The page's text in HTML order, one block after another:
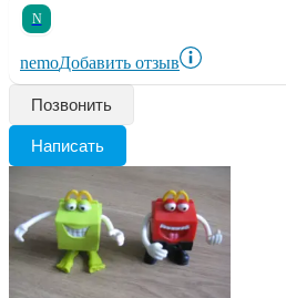
N
nemoДобавить отзыв
Позвонить
Написать